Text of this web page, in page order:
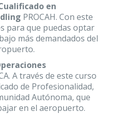
en
PROCAH. Con este
para que puedas optar
más demandados del
A través de este curso
de Profesionalidad,
Autónoma, que
en el aeropuerto.